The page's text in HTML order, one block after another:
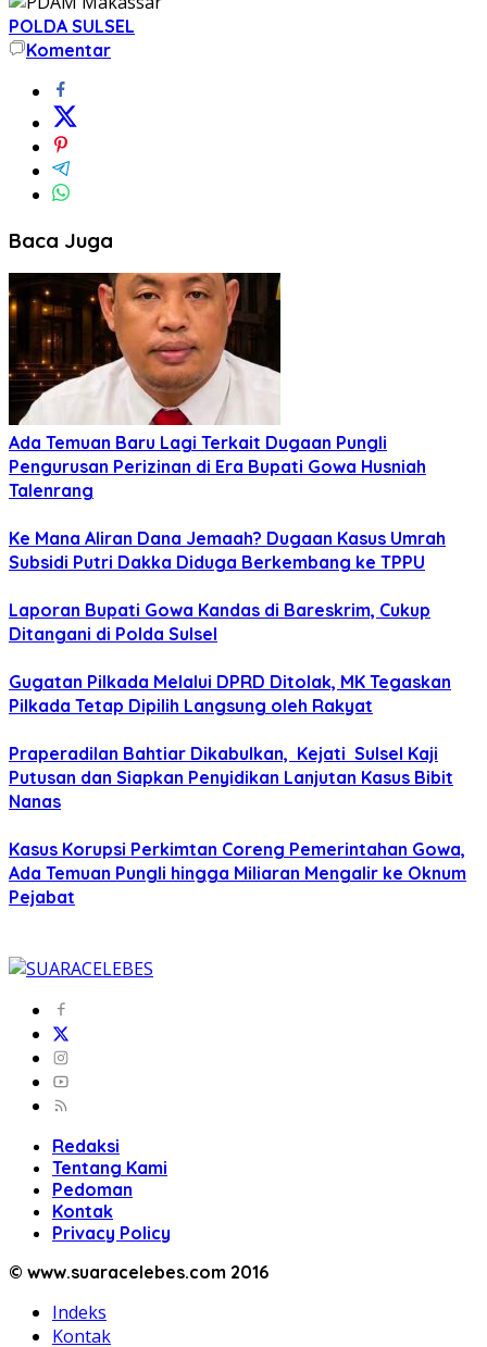
POLDA SULSEL
Komentar
Baca Juga
Ada Temuan Baru Lagi Terkait Dugaan Pungli
Pengurusan Perizinan di Era Bupati Gowa Husniah
Talenrang
Ke Mana Aliran Dana Jemaah? Dugaan Kasus Umrah
Subsidi Putri Dakka Diduga Berkembang ke TPPU
Laporan Bupati Gowa Kandas di Bareskrim, Cukup
Ditangani di Polda Sulsel
Gugatan Pilkada Melalui DPRD Ditolak, MK Tegaskan
Pilkada Tetap Dipilih Langsung oleh Rakyat
Praperadilan Bahtiar Dikabulkan, Kejati Sulsel Kaji
Putusan dan Siapkan Penyidikan Lanjutan Kasus Bibit
Nanas
Kasus Korupsi Perkimtan Coreng Pemerintahan Gowa,
Ada Temuan Pungli hingga Miliaran Mengalir ke Oknum
Pejabat
Redaksi
Tentang Kami
Pedoman
Kontak
Privacy Policy
© www.suaracelebes.com 2016
Indeks
Kontak